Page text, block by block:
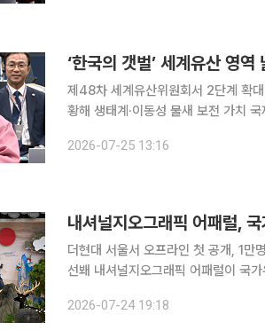
‘한국의 갯벌’ 세계유산 영
제48차 세계유산위원회서 2단계 확
황해 생태계·이동성 물새 보전 가치 국제사회 인정 ‘한국의 갯벌
종을 보호하는 핵심 서식지로서 가치
2026-07-25 13:16
내셔널지오그래픽 어패럴,
더현대 서울서 오프라인 첫 공개, 1만
선봬 내셔널지오그래픽 어패럴이 국가유산청과 협업한 ‘K헤리티지’ 컬렉션을 선보인 팝업스토어에
16일부터 22일까지 여의도 더현대
2026-07-24 19:18